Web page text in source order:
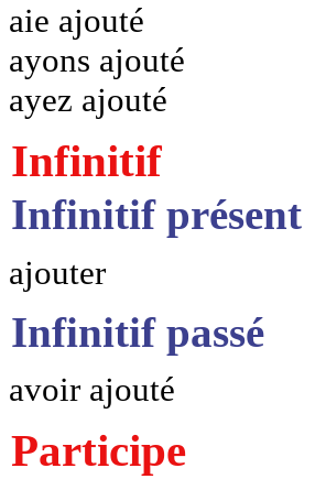
aie ajouté
ayons ajouté
ayez ajouté
Infinitif
Infinitif présent
ajouter
Infinitif passé
avoir ajouté
Participe